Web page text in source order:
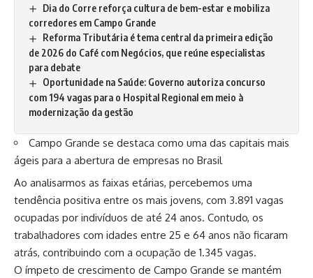
Dia do Corre reforça cultura de bem-estar e mobiliza
corredores em Campo Grande
Reforma Tributária é tema central da primeira edição
de 2026 do Café com Negócios, que reúne especialistas
para debate
Oportunidade na Saúde: Governo autoriza concurso
com 194 vagas para o Hospital Regional em meio à
modernização da gestão
Campo Grande se destaca como uma das capitais mais
ágeis para a abertura de empresas no Brasil
Ao analisarmos as faixas etárias, percebemos uma
tendência positiva entre os mais jovens, com 3.891 vagas
ocupadas por indivíduos de até 24 anos. Contudo, os
trabalhadores com idades entre 25 e 64 anos não ficaram
atrás, contribuindo com a ocupação de 1.345 vagas.
O ímpeto de crescimento de Campo Grande se mantém